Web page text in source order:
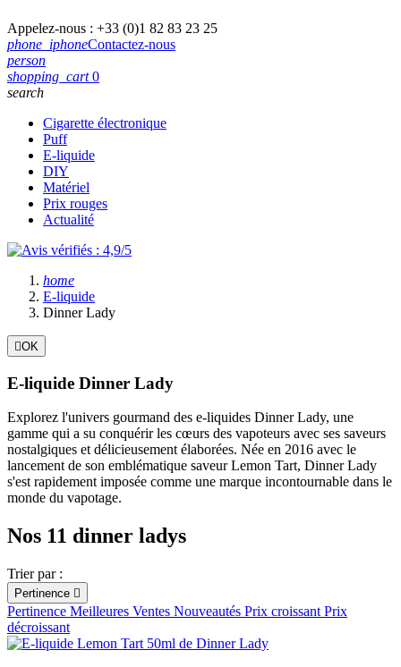
Appelez-nous : +33 (0)1 82 83 23 25
phone_iphoneContactez-nous
person
shopping_cart 0
search
Cigarette électronique
Puff
E-liquide
DIY
Matériel
Prix rouges
Actualité
home
E-liquide
Dinner Lady
Filtres:
Effacer les filtres
Classification aromatique
Fruité
Dessert
Frais
Boisson
Contenance
PG/VG
50PG/50VG
Autres
Sels de nicotine
OK
E-liquide Dinner Lady
Explorez l'univers gourmand des e-liquides Dinner Lady, une
gamme qui a su conquérir les cœurs des vapoteurs avec ses saveurs
nostalgiques et délicieusement élaborées. Née en 2016 avec le
lancement de son emblématique saveur Lemon Tart, Dinner Lady
s'est rapidement imposée comme une marque incontournable dans le
monde du vapotage.
Nos 11 dinner ladys
Trier par :
Pertinence 
Pertinence Meilleures Ventes Nouveautés Prix croissant Prix
décroissant